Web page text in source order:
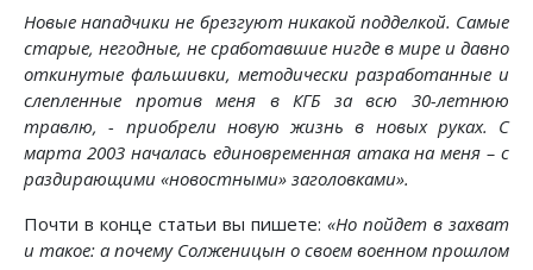
Новые нападчики не брезгуют никакой подделкой. Самые
старые, негодные, не сработавшие нигде в мире и давно
откинутые фальшивки, методически разработанные и
слепленные против меня в КГБ за всю 30-летнюю
травлю, - приобрели новую жизнь в новых руках. С
марта 2003 началась единовременная атака на меня – с
раздирающими «новостными» заголовками».
Почти в конце статьи вы пишете: «Но пойдет в захват
и такое: а почему Солженицын о своем военном прошлом